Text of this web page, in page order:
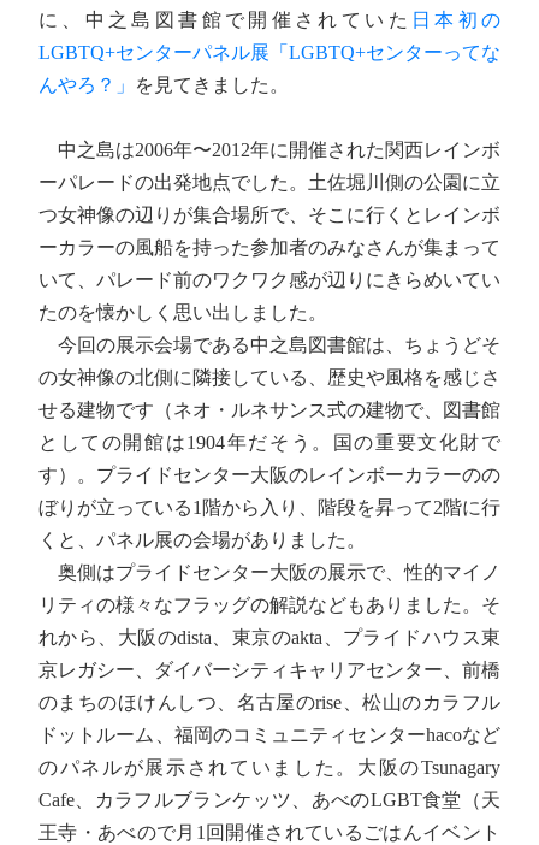
に、中之島図書館で開催されていた 日本初の
LGBTQ+センターパネル展「LGBTQ+センターってな
んやろ？」
を見てきました。
中之島は2006年〜2012年に開催された関西レインボ
ーパレードの出発地点でした。土佐堀川側の公園に立
つ女神像の辺りが集合場所で、そこに行くとレインボ
ーカラーの風船を持った参加者のみなさんが集まって
いて、パレード前のワクワク感が辺りにきらめいてい
たのを懐かしく思い出しました。
今回の展示会場である中之島図書館は、ちょうどそ
の女神像の北側に隣接している、歴史や風格を感じさ
せる建物です（ネオ・ルネサンス式の建物で、図書館
としての開館は1904年だそう。国の重要文化財で
す）。プライドセンター大阪のレインボーカラーのの
ぼりが立っている1階から入り、階段を昇って2階に行
くと、パネル展の会場がありました。
奥側はプライドセンター大阪の展示で、性的マイノ
リティの様々なフラッグの解説などもありました。そ
れから、大阪のdista、東京のakta、プライドハウス東
京レガシー、ダイバーシティキャリアセンター、前橋
のまちのほけんしつ、名古屋のrise、松山のカラフル
ドットルーム、福岡のコミュニティセンターhacoなど
のパネルが展示されていました。大阪のTsunagary
Cafe、カラフルブランケッツ、あべのLGBT食堂（天
王寺・あべので月1回開催されているごはんイベント